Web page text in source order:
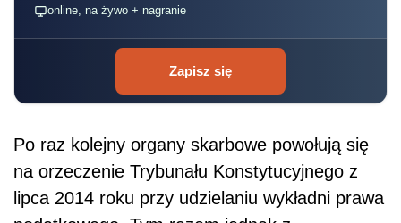
online, na żywo + nagranie
Zapisz się
Po raz kolejny organy skarbowe powołują się
na orzeczenie Trybunału Konstytucyjnego z
lipca 2014 roku przy udzielaniu wykładni prawa